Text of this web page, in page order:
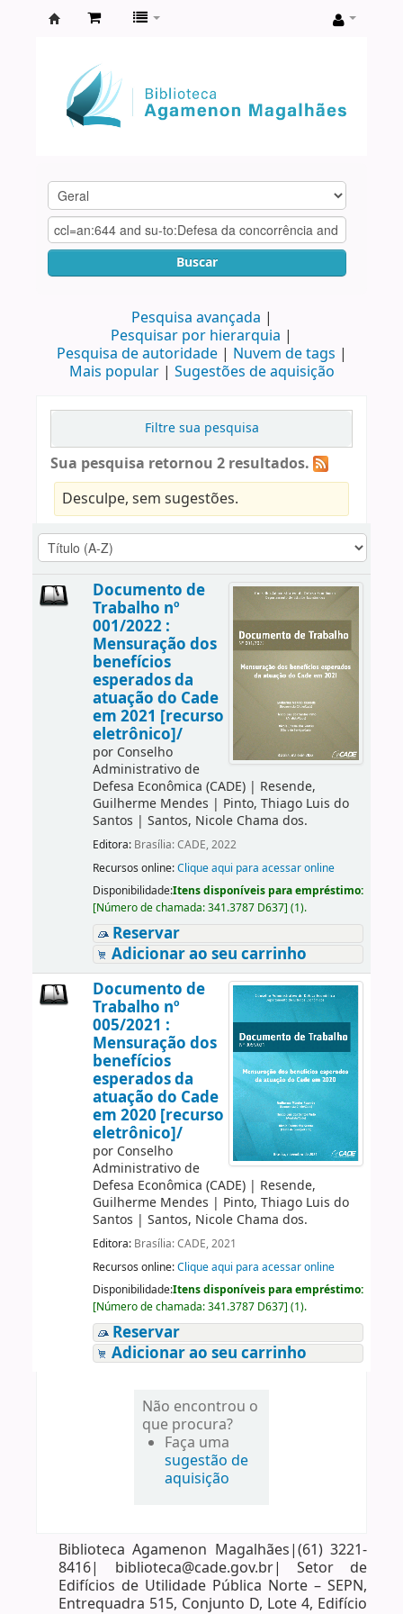
Agamenon
Magalhães
Buscar
Pesquisa avançada
Pesquisar por hierarquia
Pesquisa de autoridade
Nuvem de tags
Mais popular
Sugestões de aquisição
Filtre sua pesquisa
Sua pesquisa retornou 2 resultados.
Desculpe, sem sugestões.
Documento de
Trabalho nº
001/2022 :
Mensuração dos
benefícios
esperados da
atuação do Cade
em 2021 [recurso
eletrônico]/
por Conselho
Administrativo de
Defesa Econômica (CADE)| Resende,
Guilherme Mendes | Pinto, Thiago Luis do
Santos | Santos, Nicole Chama dos.
Editora: Brasília: CADE, 2022
Recursos online:Clique aqui para acessar online
Disponibilidade:Itens disponíveis para empréstimo:
[Número de chamada:341.3787 D637] (1).
Reservar
Adicionar ao seu carrinho
Documento de
Trabalho nº
005/2021 :
Mensuração dos
benefícios
esperados da
atuação do Cade
em 2020 [recurso
eletrônico]/
por Conselho
Administrativo de
Defesa Econômica (CADE)| Resende,
Guilherme Mendes | Pinto, Thiago Luis do
Santos | Santos, Nicole Chama dos.
Editora: Brasília: CADE, 2021
Recursos online:Clique aqui para acessar online
Disponibilidade:Itens disponíveis para empréstimo:
[Número de chamada:341.3787 D637] (1).
Reservar
Adicionar ao seu carrinho
Não encontrou o
que procura?
Faça uma
sugestão de
aquisição
Biblioteca Agamenon Magalhães|(61) 3221-
8416| biblioteca@cade.gov.br| Setor de
Edifícios de Utilidade Pública Norte – SEPN,
Entrequadra 515, Conjunto D, Lote 4, Edifício